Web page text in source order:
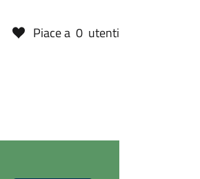
Piace a 0 utenti